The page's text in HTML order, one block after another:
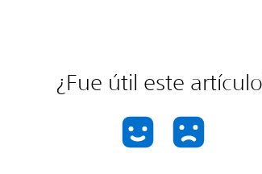
¿Fue útil este